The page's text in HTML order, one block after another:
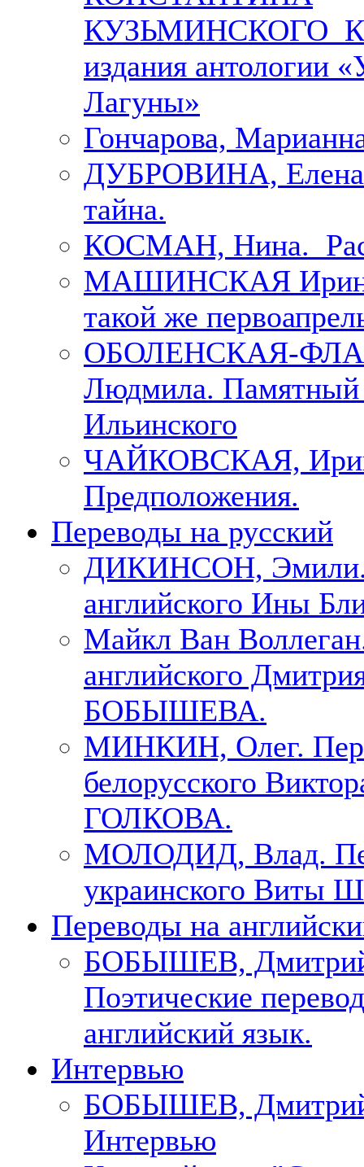
КУЗЬМИНСКОГО К
издания антологии
Лагуны»
Гончарова,
ДУБРОВИНА,
тайна.
КОСМАН, Нина.
МАШИНСКАЯ
такой же
ОБОЛЕНСКАЯ-
Людмила. Памятный
Ильинского
ЧАЙКОВСКАЯ,
Предположения.
Переводы на русский
ДИКИНСОН, Эмили.
английского Ины
Майкл Ван
английского
БОБЫШЕВА.
МИНКИН, Олег.
белорусского
ГОЛКОВА.
МОЛОДИД, Влад.
украинского Виты
Переводы на
БОБЫШЕВ,
Поэтические
английский язык.
Интервью
БОБЫШЕВ,
Интервью